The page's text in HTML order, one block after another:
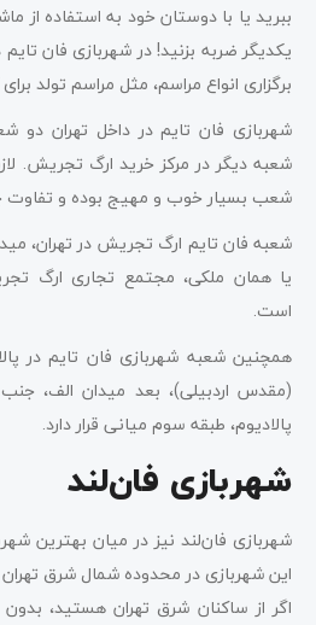
ببرید یا با دوستان خود به استفاده از
یکدیگر ضربه بزنید! در شهربازی فان تایم
برگزاری انواع مراسم، مثل مراسم تولد
شهربازی فان تایم در داخل تهران دو
شعبه دیگر در مرکز خرید ارگ تجریش.
شعب بسیار خوب و مهیج بوده و تفاوت
شعبه فان تایم ارگ تجریش در تهران،
یا همان ملکی، مجتمع تجاری ارگ
است.
همچنین شعبه شهربازی فان تایم در
(مقدس اردبیلی)، بعد میدان الف،
پالادیوم، طبقه سوم میانی قرار دارد.
شهربازی فان‌لند
شهربازی فان‌لند نیز در میان بهترین
این شهربازی در محدوده شمال شرق تهران
اگر از ساکنان شرق تهران هستید،